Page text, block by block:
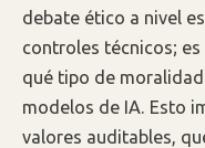
debate ético a nivel
controles técnicos;
qué tipo de
modelos de IA. Esto
valores auditables,